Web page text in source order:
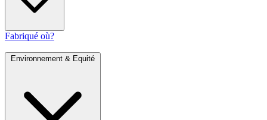
Fabriqué où?
Environnement & Equité